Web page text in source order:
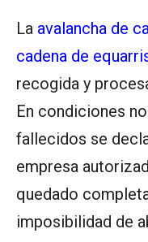
La avalancha de
cadena de
recogida y
En condiciones
fallecidos se
empresa
quedado
imposibilidad de